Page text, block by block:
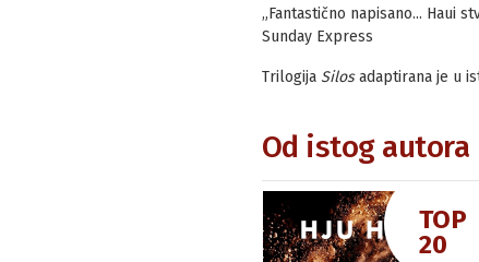
„Fantastično napisano... Haui
Sunday Express
Trilogija Silosadaptirana je u
Od istog autora
TOP
20